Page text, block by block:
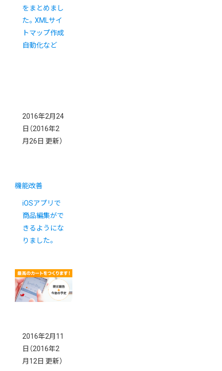
をまとめまし
た。XMLサイ
トマップ作成
自動化など
2016年2月24
日 （2016年2
月26日 更新）
機能改善
iOSアプリで
商品編集がで
きるようにな
りました。
2016年2月11
日 （2016年2
月12日 更新）